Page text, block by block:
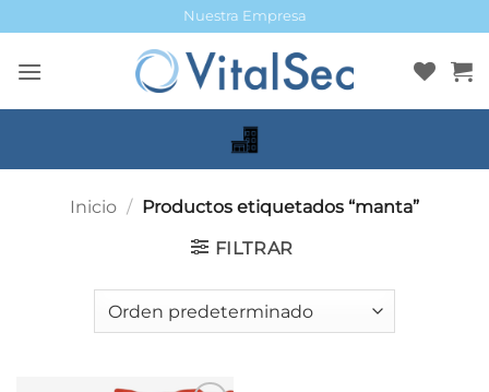
al
contenido
Nuestra Empresa
Inicio / Productos etiquetados “manta”
FILTRAR